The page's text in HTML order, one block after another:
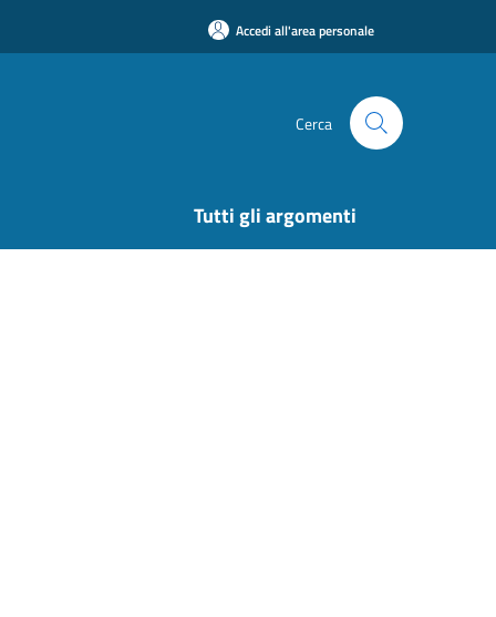
Accedi all'area personale
Cerca
Tutti gli argomenti